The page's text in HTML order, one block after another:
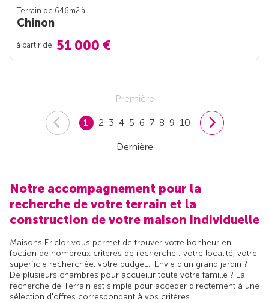
Terrain de 646m2 à
Chinon
à partir de 51 000 €
Première
1 2 3 4 5 6 7 8 9 10
Dernière
Notre accompagnement pour la
recherche de votre terrain et la
construction de votre maison individuelle
Maisons Ericlor vous permet de trouver votre bonheur en
foction de nombreux critères de recherche : votre localité, votre
superficie recherchée, votre budget... Envie d'un grand jardin ?
De plusieurs chambres pour accueillir toute votre famille ? La
recherche de Terrain est simple pour accéder directement à une
sélection d'offres correspondant à vos critères.